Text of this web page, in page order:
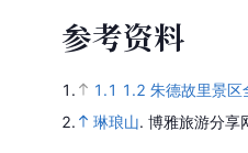
参考资料
1. 1.1 1.2 朱德故里景区
2.
琳琅山. 博雅旅游分享